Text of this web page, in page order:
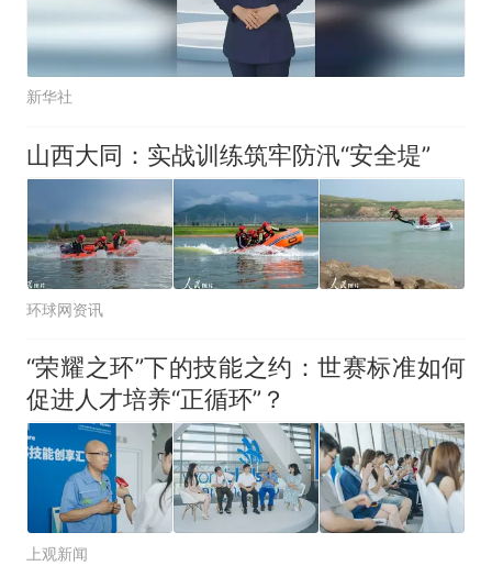
新华社
山西大同：实战训练筑牢防汛“安全堤”
环球网资讯
“荣耀之环”下的技能之约：世赛标准如何
促进人才培养“正循环”？
上观新闻